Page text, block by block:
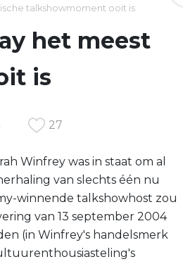
talkshowmoment ooit is
het meest
is
27
Winfrey was in staat om al
van slechts één nu
winnende talkshowhost zou
van 13 september 2004
(in Winfrey's handelsmerk